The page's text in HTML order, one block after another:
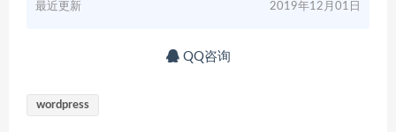
最近更新 2019年12月01日
QQ咨询
wordpress